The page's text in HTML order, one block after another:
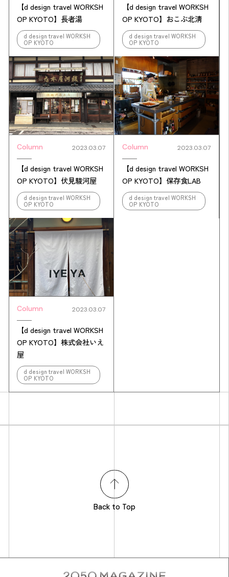
【d design travel WORKSH
OP KYOTO】長者湯
d design travel WORKSH
OP KYOTO
【d design travel WORKSH
OP KYOTO】おこぶ北淸
d design travel WORKSH
OP KYOTO
Column 2023.03.07
【d design travel WORKSH
OP KYOTO】伏見駿河屋
d design travel WORKSH
OP KYOTO
Column 2023.03.07
【d design travel WORKSH
OP KYOTO】保存食LAB
d design travel WORKSH
OP KYOTO
Column 2023.03.07
【d design travel WORKSH
OP KYOTO】株式会社いえ
屋
d design travel WORKSH
OP KYOTO
Back to Top